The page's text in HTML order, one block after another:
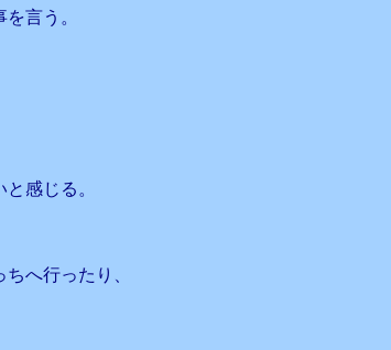
言う。
感じる。
へ行ったり、